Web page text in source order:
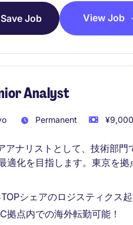
Save Job View Job
Analyst
Permanent
アナリストとして、技術部
適化を目指します。東京を
シェアのロジスティクス
拠点内での海外転勤可能！